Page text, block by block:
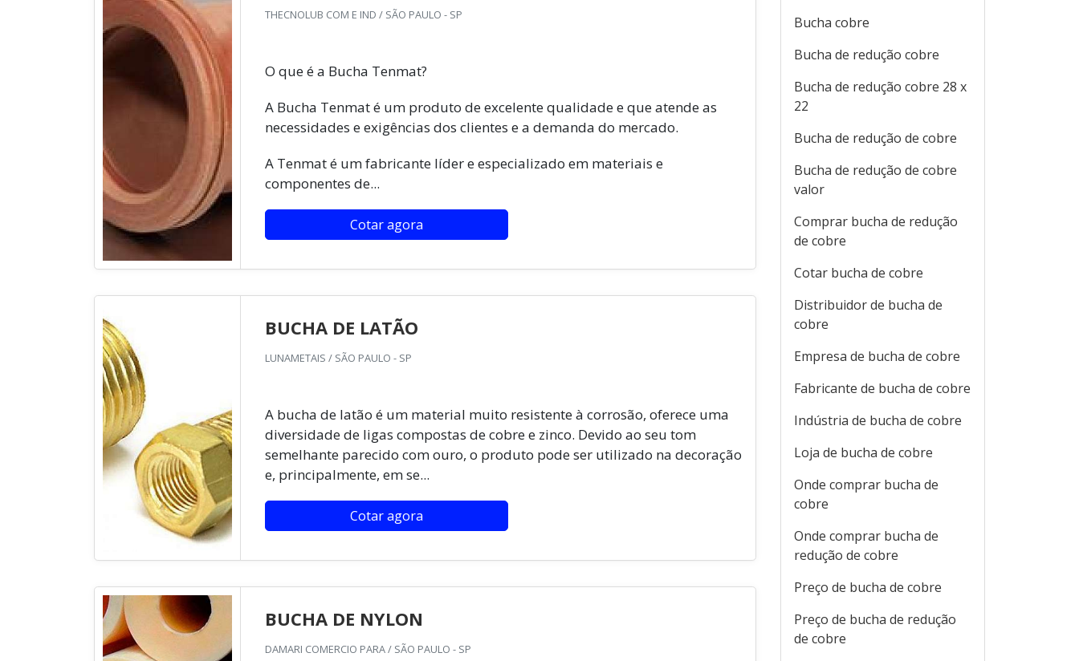
THECNOLUB COM E IND / SÃO PAULO - SP
O que é a Bucha Tenmat?
A Bucha Tenmat é um produto de excelente qualidade e que atende as
necessidades e exigências dos clientes e a demanda do mercado.
A Tenmat é um fabricante líder e especializado em materiais e
componentes de...
Cotar agora
BUCHA DE LATÃO
LUNAMETAIS / SÃO PAULO - SP
A bucha de latão é um material muito resistente à corrosão, oferece uma
diversidade de ligas compostas de cobre e zinco. Devido ao seu tom
semelhante parecido com ouro, o produto pode ser utilizado na decoração
e, principalmente, em se...
Cotar agora
BUCHA DE NYLON
DAMARI COMERCIO PARA / SÃO PAULO - SP
Bucha cobre
Bucha de redução cobre
Bucha de redução cobre 28 x
22
Bucha de redução de cobre
Bucha de redução de cobre
valor
Comprar bucha de redução
de cobre
Cotar bucha de cobre
Distribuidor de bucha de
cobre
Empresa de bucha de cobre
Fabricante de bucha de cobre
Indústria de bucha de cobre
Loja de bucha de cobre
Onde comprar bucha de
cobre
Onde comprar bucha de
redução de cobre
Preço de bucha de cobre
Preço de bucha de redução
de cobre